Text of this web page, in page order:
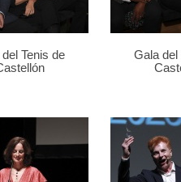
Tenis de
Gala del